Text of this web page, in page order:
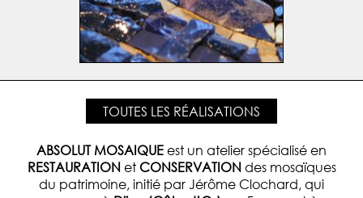
TOUTES LES RÉALISATIONS
ABSOLUT MOSAIQUEest un atelier spécialisé en
RESTAURATIONetCONSERVATIONdes mosaïques
du patrimoine, initié par Jérôme Clochard, qui